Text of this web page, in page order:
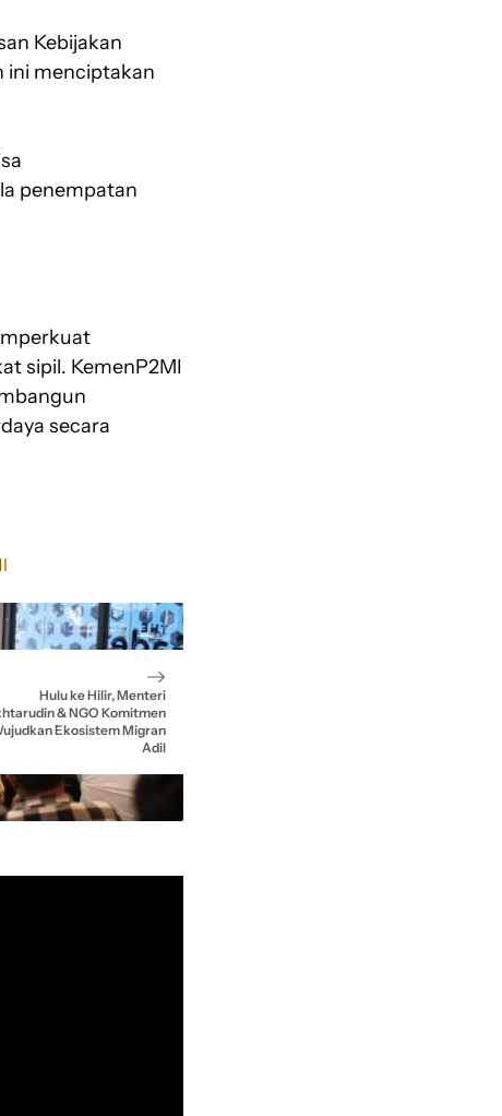
Kebijakan
ini menciptakan
penempatan
sipil. KemenP2MI
secara
Hulu ke Hilir, Menteri
& NGO Komitmen
Ekosistem Migran
Adil